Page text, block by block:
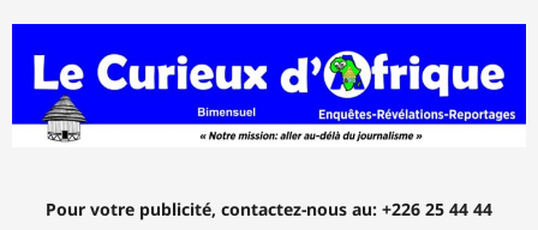
contenu
Pour votre publicité, contactez-nous au: +226 25 44 44